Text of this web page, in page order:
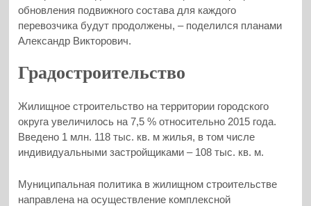
обновления подвижного состава для каждого
перевозчика будут продолжены, – поделился планами
Александр Викторович.
Градостроительство
Жилищное строительство на территории городского
округа увеличилось на 7,5 % относительно 2015 года.
Введено 1 млн. 118 тыс. кв. м жилья, в том числе
индивидуальными застройщиками – 108 тыс. кв. м.
Муниципальная политика в жилищном строительстве
направлена на осуществление комплексной